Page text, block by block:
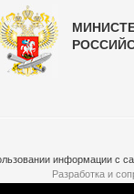
информации с
Разработка и